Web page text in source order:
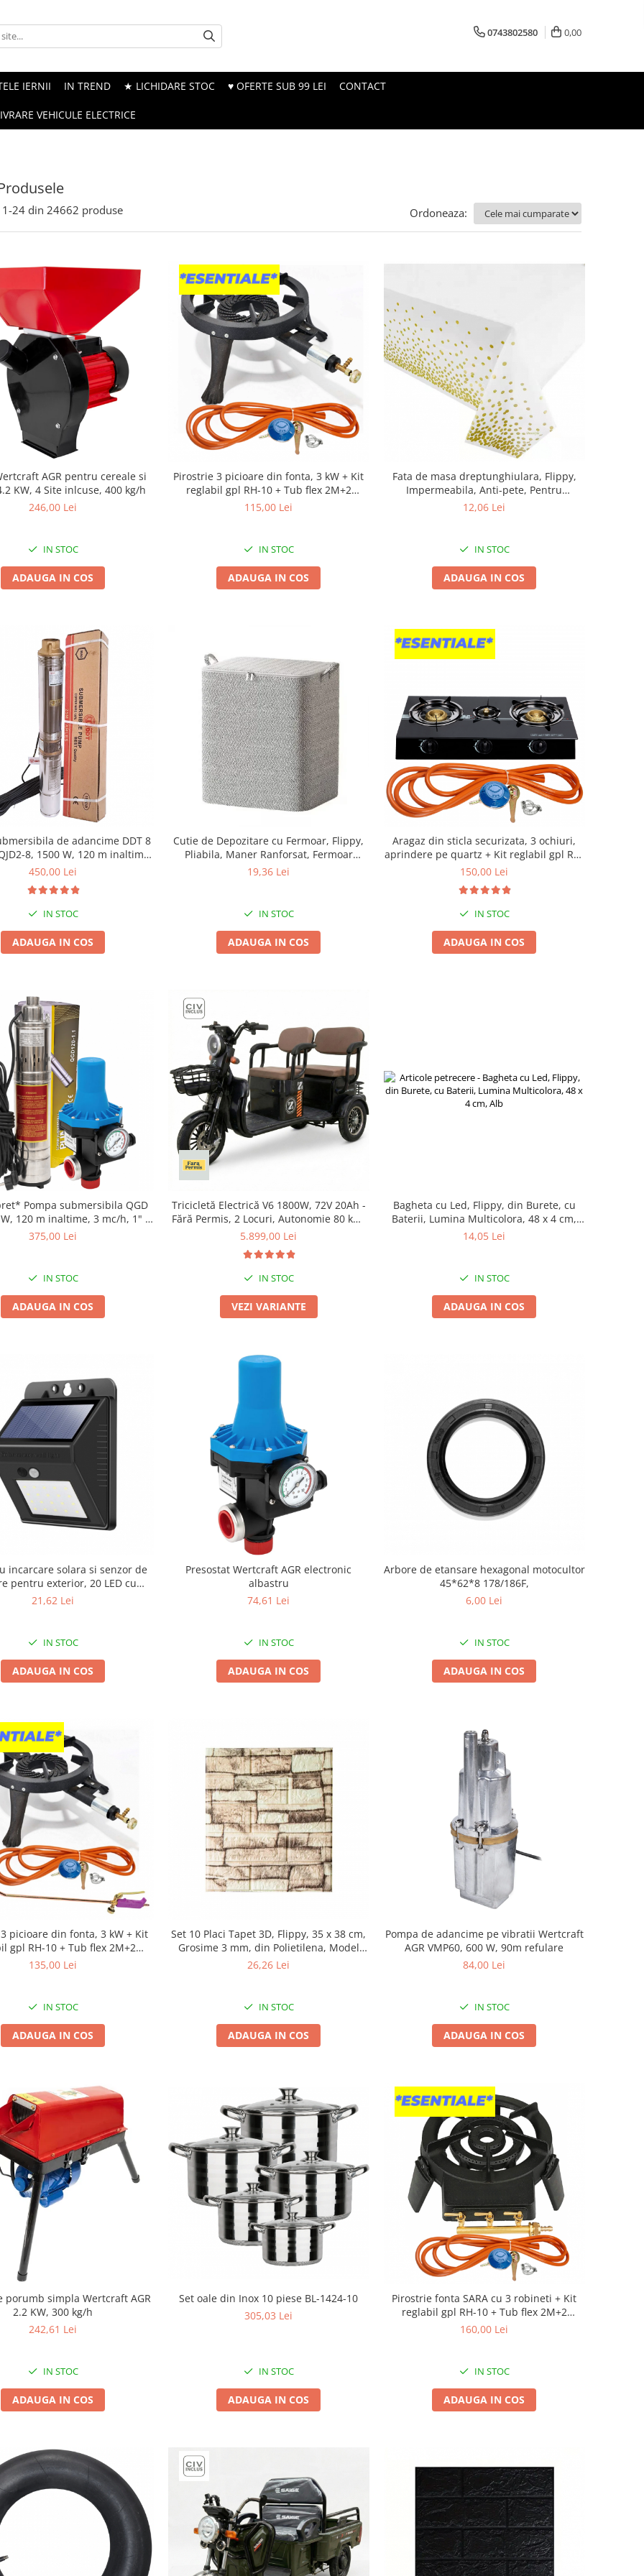
0743802580 0,00
IERNII IN TREND ★ LICHIDARE STOC ♥ OFERTE SUB 99 LEI CONTACT
VEHICULE ELECTRICE
1-24 din 24662 produse Ordoneaza:
AGR pentru cereale si
KW, 4 Site inlcuse, 400 kg/h
246,00 Lei
IN STOC
ADAUGA IN COS
Pirostrie 3 picioare din fonta, 3 kW + Kit
reglabil gpl RH-10 + Tub flex 2M+2
Coliere
115,00 Lei
IN STOC
ADAUGA IN COS
Fata de masa dreptunghiulara, Flippy,
Impermeabila, Anti-pete, Pentru
petreceri, nunti, botezuri, decoratiuni,
12,06 Lei
IN STOC
ADAUGA IN COS
de adancime DDT 8
8, 1500 W, 120 m inaltime,
7 mc/h, 1", 25 m cablu
450,00 Lei
IN STOC
ADAUGA IN COS
Cutie de Depozitare cu Fermoar, Flippy,
Pliabila, Maner Ranforsat, Fermoar
Rezistent, pentru Haine, Paturi, Plapumi,
19,36 Lei
IN STOC
ADAUGA IN COS
Aragaz din sticla securizata, 3 ochiuri,
aprindere pe quartz + Kit reglabil gpl RH-
10 + Tub flex 2M+2 Coliere
150,00 Lei
IN STOC
ADAUGA IN COS
Pompa submersibila QGD
120 m inaltime, 3 mc/h, 1" +
Prescontrol EPC-3
375,00 Lei
IN STOC
ADAUGA IN COS
Tricicletă Electrică V6 1800W, 72V 20Ah -
Fără Permis, 2 Locuri, Autonomie 80 km,
Spațiu Generos Depozitare
5.899,00 Lei
IN STOC
VEZI VARIANTE
Bagheta cu Led, Flippy, din Burete, cu
Baterii, Lumina Multicolora, 48 x 4 cm,
Alb
14,05 Lei
IN STOC
ADAUGA IN COS
incarcare solara si senzor de
pentru exterior, 20 LED cu
de inductie, montaj pe perete,
21,62 Lei
IN STOC
ADAUGA IN COS
Presostat Wertcraft AGR electronic
albastru
74,61 Lei
IN STOC
ADAUGA IN COS
Arbore de etansare hexagonal motocultor
45*62*8 178/186F,
6,00 Lei
IN STOC
ADAUGA IN COS
picioare din fonta, 3 kW + Kit
gpl RH-10 + Tub flex 2M+2
Coliere + Arzator
135,00 Lei
IN STOC
ADAUGA IN COS
Set 10 Placi Tapet 3D, Flippy, 35 x 38 cm,
Grosime 3 mm, din Polietilena, Model
Caramida, Suprafata acoperita 1.33 mp,
26,26 Lei
IN STOC
ADAUGA IN COS
Pompa de adancime pe vibratii Wertcraft
AGR VMP60, 600 W, 90m refulare
84,00 Lei
IN STOC
ADAUGA IN COS
porumb simpla Wertcraft AGR
2.2 KW, 300 kg/h
242,61 Lei
IN STOC
ADAUGA IN COS
Set oale din Inox 10 piese BL-1424-10
305,03 Lei
IN STOC
ADAUGA IN COS
Pirostrie fonta SARA cu 3 robineti + Kit
reglabil gpl RH-10 + Tub flex 2M+2
Coliere
160,00 Lei
IN STOC
ADAUGA IN COS